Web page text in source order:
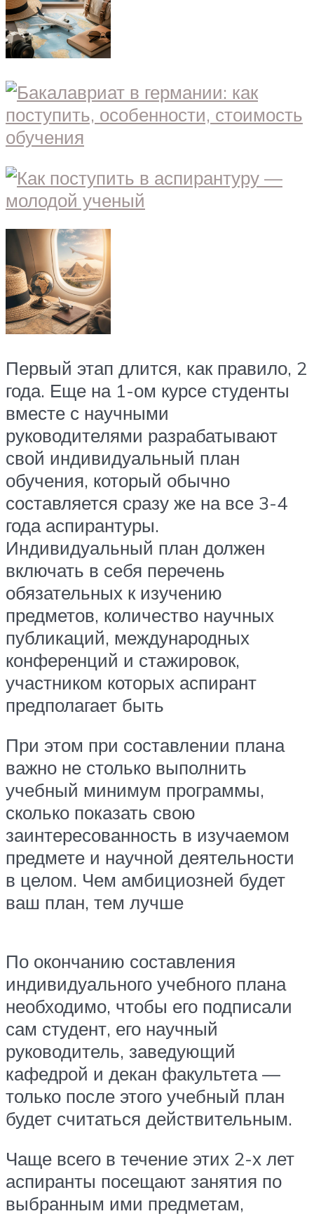
Первый этап длится, как правило, 2
года. Еще на 1-ом курсе студенты
вместе с научными
руководителями разрабатывают
свой индивидуальный план
обучения, который обычно
составляется сразу же на все 3-4
года аспирантуры.
Индивидуальный план должен
включать в себя перечень
обязательных к изучению
предметов, количество научных
публикаций, международных
конференций и стажировок,
участником которых аспирант
предполагает быть
При этом при составлении плана
важно не столько выполнить
учебный минимум программы,
сколько показать свою
заинтересованность в изучаемом
предмете и научной деятельности
в целом. Чем амбициозней будет
ваш план, тем лучше
По окончанию составления
индивидуального учебного плана
необходимо, чтобы его подписали
сам студент, его научный
руководитель, заведующий
кафедрой и декан факультета —
только после этого учебный план
будет считаться действительным.
Чаще всего в течение этих 2-х лет
аспиранты посещают занятия по
выбранным ими предметам,